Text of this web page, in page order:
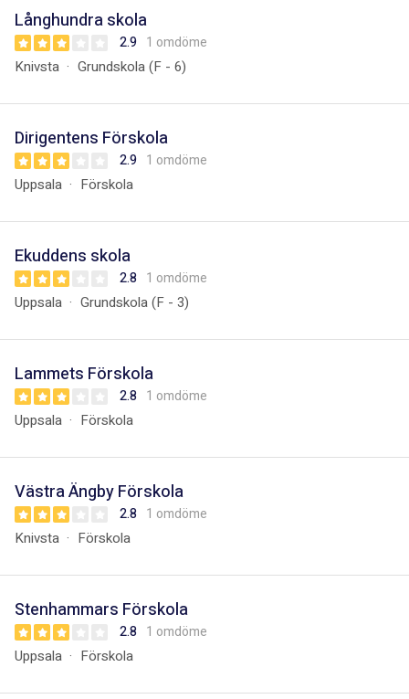
Långhundra skola
2.9 1 omdöme
Knivsta Grundskola (F - 6)
Dirigentens Förskola
2.9 1 omdöme
Uppsala Förskola
Ekuddens skola
2.8 1 omdöme
Uppsala Grundskola (F - 3)
Lammets Förskola
2.8 1 omdöme
Uppsala Förskola
Västra Ängby Förskola
2.8 1 omdöme
Knivsta Förskola
Stenhammars Förskola
2.8 1 omdöme
Uppsala Förskola